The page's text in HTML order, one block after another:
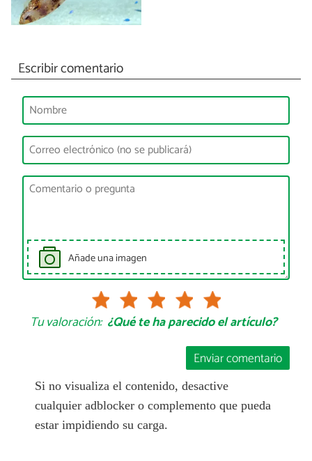
Escribir comentario
Añade una imagen
Tu valoración: ¿Qué te ha parecido el artículo?
Enviar comentario
Si no visualiza el contenido, desactive
cualquier adblocker o complemento que pueda
estar impidiendo su carga.